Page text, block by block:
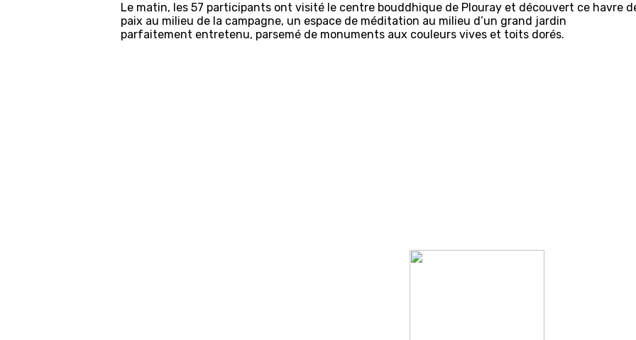
Le matin, les 57 participants ont visité le centre bouddhique de Plouray et découvert ce havre
paix au milieu de la campagne, un espace de méditation au milieu d’un grand jardin
parfaitement entretenu, parsemé de monuments aux couleurs vives et toits dorés.